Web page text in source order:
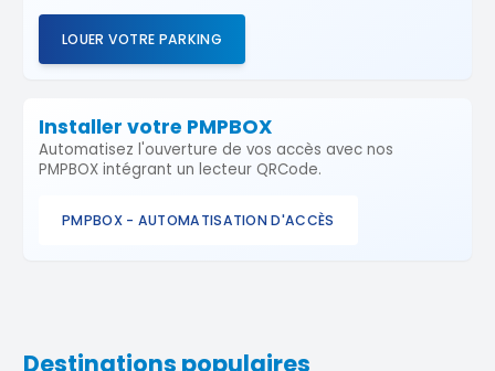
LOUER VOTRE PARKING
Installer votre PMPBOX
Automatisez l'ouverture de vos accès avec nos
PMPBOX intégrant un lecteur QRCode.
PMPBOX - AUTOMATISATION D'ACCÈS
Destinations populaires